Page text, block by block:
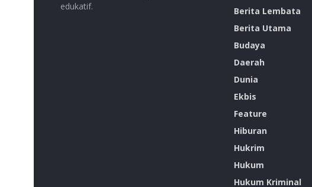
edukatif.
Berita Lembata
Berita Utama
Budaya
Daerah
Dunia
Ekbis
Feature
Hiburan
Hukrim
Hukum
Hukum Kriminal